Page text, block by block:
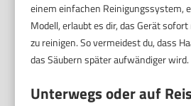
einem einfachen Reinigungssystem,
Modell, erlaubt es dir, das Gerät
zu reinigen. So vermeidest du, dass
das Säubern später aufwändiger wird.
Unterwegs oder auf